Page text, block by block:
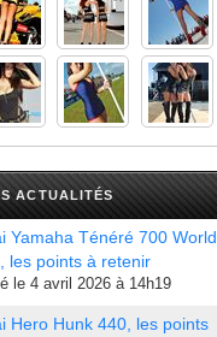
ACTUALITÉS
Yamaha Ténéré 700 World
les points à retenir
le 4 avril 2026 à 14h19
Hero Hunk 440, les points